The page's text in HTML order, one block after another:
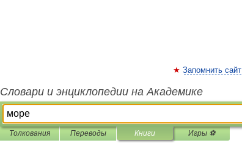
Запомнить сайт
Словари и энциклопедии на Академике
Толкования Переводы Книги Игры ⚽